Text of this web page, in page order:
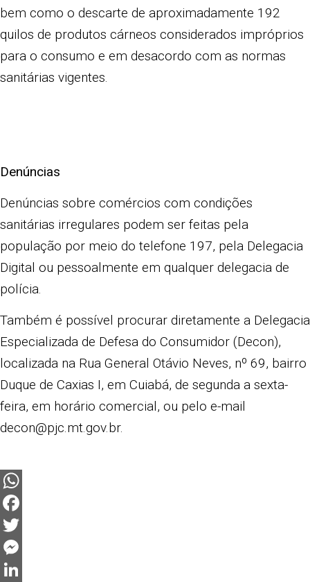
bem como o descarte de aproximadamente 192
quilos de produtos cárneos considerados impróprios
para o consumo e em desacordo com as normas
sanitárias vigentes.
Denúncias
Denúncias sobre comércios com condições
sanitárias irregulares podem ser feitas pela
população por meio do telefone 197, pela Delegacia
Digital ou pessoalmente em qualquer delegacia de
polícia.
Também é possível procurar diretamente a Delegacia
Especializada de Defesa do Consumidor (Decon),
localizada na Rua General Otávio Neves, nº 69, bairro
Duque de Caxias I, em Cuiabá, de segunda a sexta-
feira, em horário comercial, ou pelo e-mail
decon@pjc.mt.gov.br.
WhatsApp
Facebook
Twitter
Messenger